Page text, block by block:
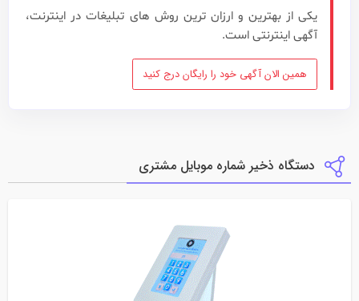
یکی از بهترین و ارزان ترین روش های تبلیغات در اینترنت،
آگهی اینترنتی است.
همین الان آگهی خود را رایگان درج کنید
دستگاه ذخیر شماره موبایل مشتری